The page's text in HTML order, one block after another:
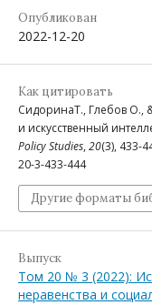
Опубликован
2022-12-20
Как цитировать
СидоринаТ., Глебов О.,
и искусственный
Policy Studies, 20(3), 433-
20-3-433-444
Другие форматы
Выпуск
Том 20 № 3 (2022):
неравенства и